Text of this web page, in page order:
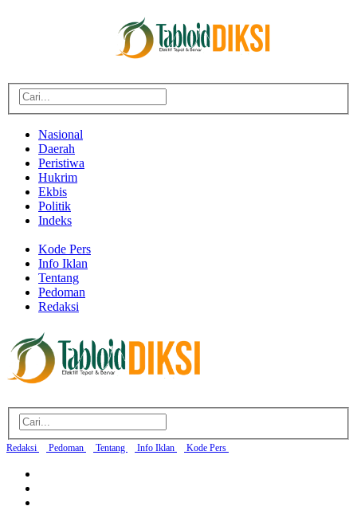
Nasional
Daerah
Peristiwa
Hukrim
Ekbis
Politik
Indeks
Kode Pers
Info Iklan
Tentang
Pedoman
Redaksi
Redaksi Pedoman Tentang Info Iklan Kode Pers